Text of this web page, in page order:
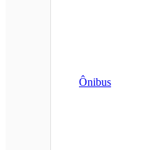
Ônibus